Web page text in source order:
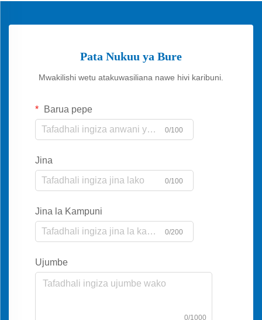
Pata Nukuu ya Bure
Mwakilishi wetu atakuwasiliana nawe hivi karibuni.
Barua pepe
0/100
Jina
0/100
Jina la Kampuni
0/200
Ujumbe
0/1000